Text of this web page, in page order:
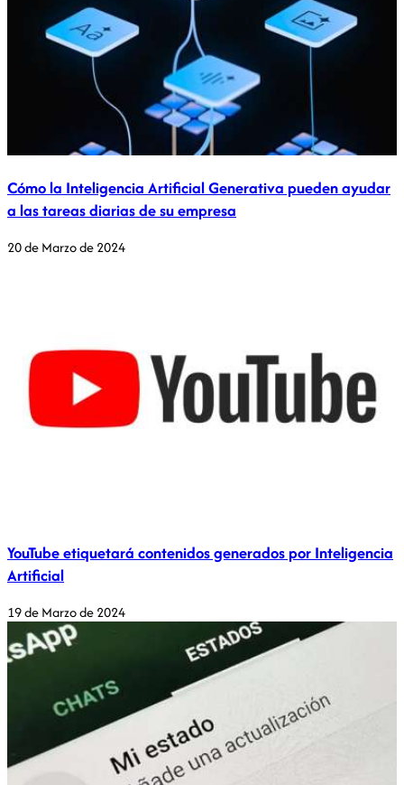
Cómo la Inteligencia Artificial Generativa pueden ayudar
a las tareas diarias de su empresa
20 de Marzo de 2024
YouTube etiquetará contenidos generados por Inteligencia
Artificial
19 de Marzo de 2024